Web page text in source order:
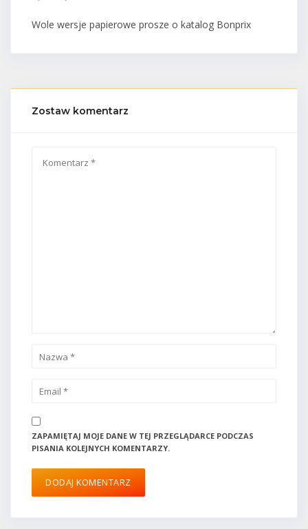
Wole wersje papierowe prosze o katalog Bonprix
Zostaw komentarz
ZAPAMIĘTAJ MOJE DANE W TEJ PRZEGLĄDARCE PODCZAS
PISANIA KOLEJNYCH KOMENTARZY.